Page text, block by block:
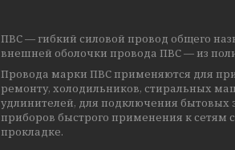
ПВС — гибкий силовой провод общего
внешней оболочки провода ПВС — из
Провода марки ПВС применяются для
ремонту, холодильников, стиральных
удлинителей, для подключения бытовых
приборов быстрого применения к сетям
прокладке.